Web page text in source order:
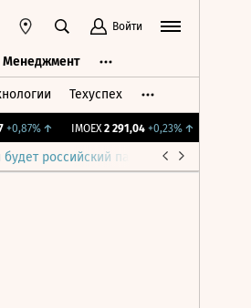
Войти
Менеджмент
Техуспех
↑ IMOEX 2 291,04 +0,23%↑
российский парламент